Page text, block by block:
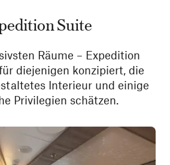
Suite
Räume – Expedition
diejenigen konzipiert, die
Interieur und einige
Privilegien schätzen.